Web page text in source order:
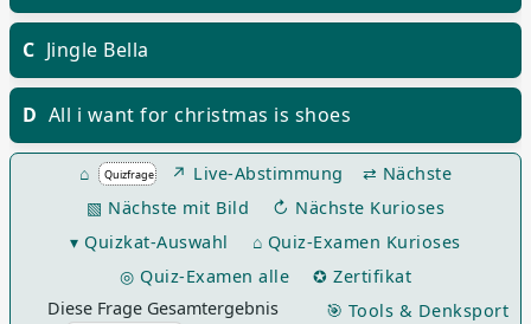
C Jingle Bella
D All i want for christmas is shoes
⌂ ↗ Live-Abstimmung
⇄ Nächste
▧ Nächste mit Bild
↻ Nächste Kurioses
▾ Quizkat-Auswahl
⌂ Quiz-Examen Kurioses
◎ Quiz-Examen alle
✪ Zertifikat
🎯 Tools & Denksport
Diese Frage Gesamtergebnis